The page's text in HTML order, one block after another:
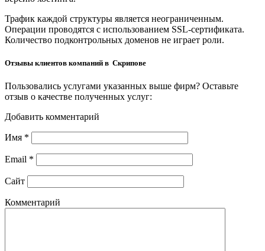
Трафик каждой структуры является неограниченным.
Операции проводятся с использованием SSL-сертификата.
Количество подконтрольных доменов не играет роли.
Отзывы клиентов компаний в Скрипове
Пользовались услугами указанных выше фирм? Оставьте
отзыв о качестве полученных услуг:
Добавить комментарий
Имя *
Email *
Сайт
Комментарий